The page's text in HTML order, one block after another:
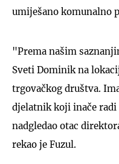
umiješano komunalno
"Prema našim
Sveti Dominik na
trgovačkog društva.
djelatnik koji inače radi
nadgledao otac
rekao je Fuzul.